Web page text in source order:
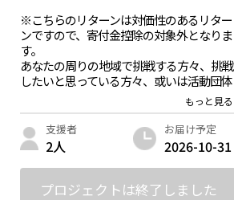
※こちらのリターンは対価性のあるリター
ンですので、寄付金控除の対象外となりま
す。
あなたの周りの地域で挑戦する方々、挑戦
したいと思っている方々、或いは活動団体
へこの本をプレゼントとして届けていただ
くための複数冊セットコースです。是非と
もご自身の手で届けていただければと思い
ます。
内容：書籍10冊＋感謝のメッセージ＋特設
サイトにお名前掲載(大）
支援者
2人
お届け予定
2026-10-31
プロジェクトは終了しました